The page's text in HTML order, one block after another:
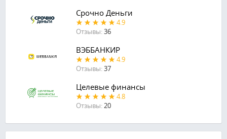
Срочно Деньги
4.9
Отзывы:36
ВЭББАНКИР
4.9
Отзывы:37
Целевые финансы
4.8
Отзывы:20